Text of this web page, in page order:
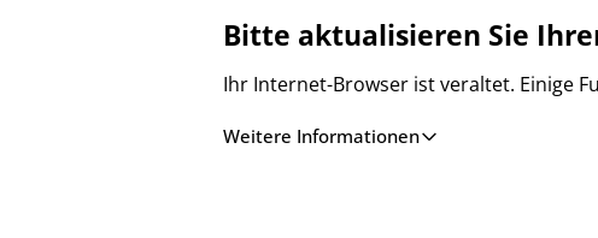
Bitte aktualisieren Sie
Ihr Internet-Browser ist veraltet. Einige
Weitere Informationen